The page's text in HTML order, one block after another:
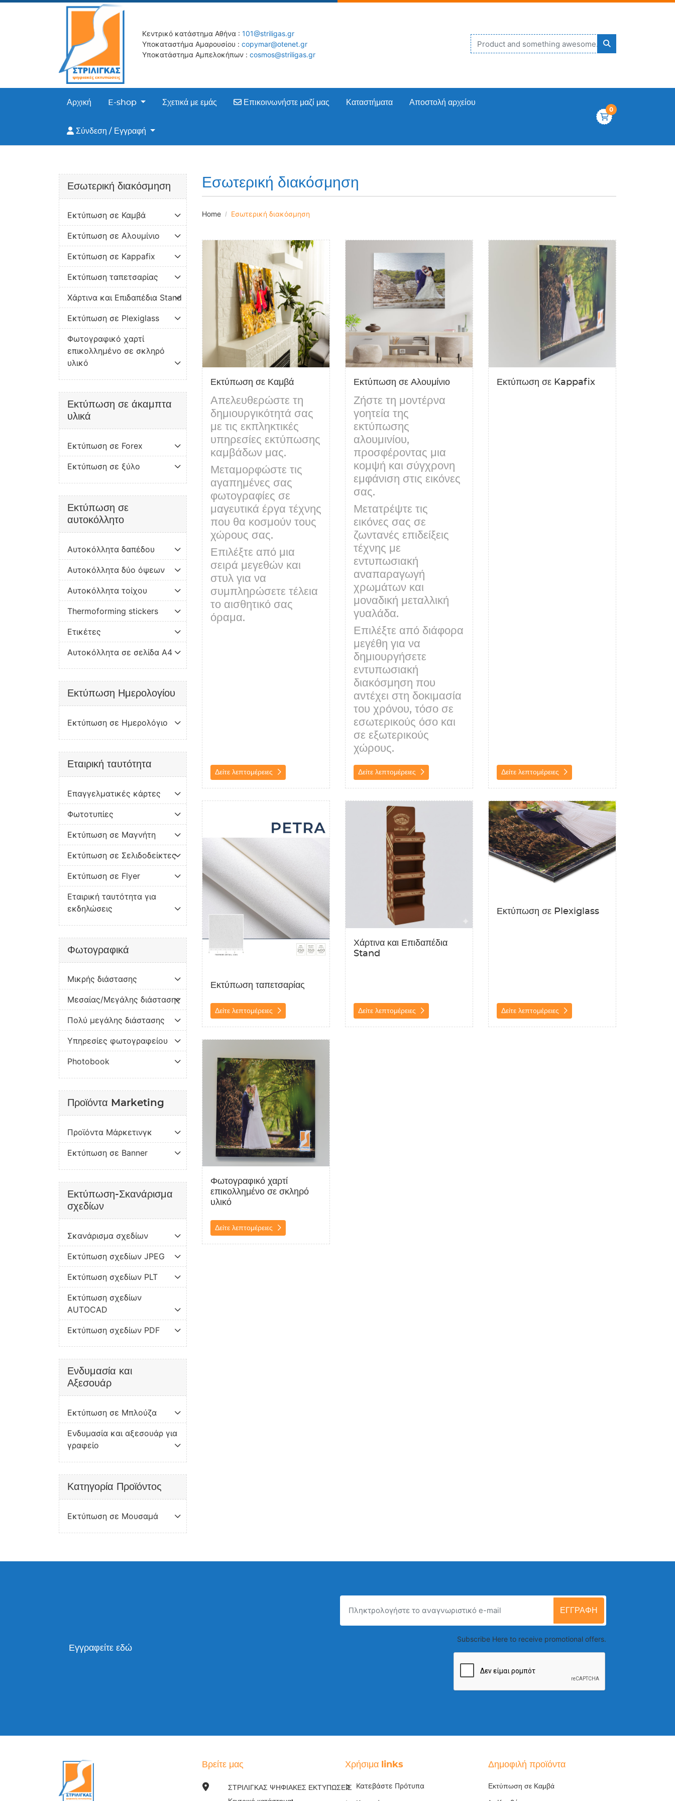
Κεντρικό κατάστημα Αθήνα : 101@striligas.gr
Υποκαταστήμα Αμαρουσίου : copymar@otenet.gr
Υποκατάστημα Αμπελοκήπων : cosmos@striligas.gr
Αρχική E-shop Σχετικά με εμάς Επικοινωνήστε μαζί μας
Επικοινωνήστε μαζί μας Καταστήματα Αποστολή αρχείου
Σύνδεση / Εγγραφή
Σύνδεση / Εγγραφή
0
Εσωτερική διακόσμηση
Εκτύπωση σε Καμβά
Εκτύπωση σε Αλουμίνιο
Εκτύπωση σε Kappafix
Εκτύπωση ταπετσαρίας
Χάρτινα και Επιδαπέδια Stand
Εκτύπωση σε Plexiglass
Φωτογραφικό χαρτί
επικολλημένο σε σκληρό
υλικό
Εκτύπωση σε άκαμπτα
υλικά
Εκτύπωση σε Forex
Εκτύπωση σε ξύλο
Εκτύπωση σε
αυτοκόλλητο
Αυτοκόλλητα δαπέδου
Αυτοκόλλητα δύο όψεων
Αυτοκόλλητα τοίχου
Thermoforming stickers
Ετικέτες
Αυτοκόλλητα σε σελίδα Α4
Εκτύπωση Ημερολογίου
Εκτύπωση σε Ημερολόγιο
Εταιρική ταυτότητα
Επαγγελματικές κάρτες
Φωτοτυπίες
Εκτύπωση σε Μαγνήτη
Εκτύπωση σε Σελιδοδείκτες
Εκτύπωση σε Flyer
Εταιρική ταυτότητα για
εκδηλώσεις
Φωτογραφικά
Μικρής διάστασης
Μεσαίας/Μεγάλης διάστασης
Πολύ μεγάλης διάστασης
Υπηρεσίες φωτογραφείου
Photobook
Προϊόντα Marketing
Προϊόντα Μάρκετινγκ
Εκτύπωση σε Banner
Εκτύπωση-Σκανάρισμα
σχεδίων
Σκανάρισμα σχεδίων
Εκτύπωση σχεδίων JPEG
Εκτύπωση σχεδίων PLT
Εκτύπωση σχεδίων
AUTOCAD
Εκτύπωση σχεδίων PDF
Ενδυμασία και
Αξεσουάρ
Εκτύπωση σε Μπλούζα
Ενδυμασία και αξεσουάρ για
γραφείο
Κατηγορία Προϊόντος
Εκτύπωση σε Μουσαμά
Εσωτερική διακόσμηση
Home Εσωτερική διακόσμηση
Εκτύπωση σε Καμβά
Απελευθερώστε τη
δημιουργικότητά σας
με τις εκπληκτικές
υπηρεσίες εκτύπωσης
καμβάδων μας.
Μεταμορφώστε τις
αγαπημένες σας
φωτογραφίες σε
μαγευτικά έργα τέχνης
που θα κοσμούν τους
χώρους σας.
Επιλέξτε από μια
σειρά μεγεθών και
στυλ για να
συμπληρώσετε τέλεια
το αισθητικό σας
όραμα.
Δείτε λεπτομέρειες
Δείτε λεπτομέρειες Εκτύπωση σε Καμβά
Εκτύπωση σε Αλουμίνιο
Ζήστε τη μοντέρνα
γοητεία της
εκτύπωσης
αλουμινίου,
προσφέροντας μια
κομψή και σύγχρονη
εμφάνιση στις εικόνες
σας.
Μετατρέψτε τις
εικόνες σας σε
ζωντανές επιδείξεις
τέχνης με
εντυπωσιακή
αναπαραγωγή
χρωμάτων και
μοναδική μεταλλική
γυαλάδα.
Επιλέξτε από διάφορα
μεγέθη για να
δημιουργήσετε
εντυπωσιακή
διακόσμηση που
αντέχει στη δοκιμασία
του χρόνου, τόσο σε
εσωτερικούς όσο και
σε εξωτερικούς
χώρους.
Δείτε λεπτομέρειες
Δείτε λεπτομέρειες Εκτύπωση σε Αλουμίνιο
Εκτύπωση σε Kappafix
Δείτε λεπτομέρειες
Δείτε λεπτομέρειες Εκτύπωση σε Kappafix
Εκτύπωση ταπετσαρίας
Δείτε λεπτομέρειες
Δείτε λεπτομέρειες Εκτύπωση ταπετσαρίας
Χάρτινα και Επιδαπέδια
Stand
Δείτε λεπτομέρειες
Δείτε λεπτομέρειες Χάρτινα και Επιδαπέδια Stand
Εκτύπωση σε Plexiglass
Δείτε λεπτομέρειες
Δείτε λεπτομέρειες Εκτύπωση σε Plexiglass
Φωτογραφικό χαρτί
επικολλημένο σε σκληρό
υλικό
Δείτε λεπτομέρειες
Δείτε λεπτομέρειες Φωτογραφικό χαρτί επικολλημένο σε σκληρό υλικό
Εγγραφείτε εδώ
ΕΓΓΡΑΦΉ
Subscribe Here to receive promotional offers.
Βρείτε μας
ΣΤΡΙΛΙΓΚΑΣ ΨΗΦΙΑΚΕΣ ΕΚΤΥΠΩΣΕΙΣ
Χρήσιμα links
Κατεβάστε Πρότυπα
Δημοφιλή προϊόντα
Εκτύπωση σε Καμβά